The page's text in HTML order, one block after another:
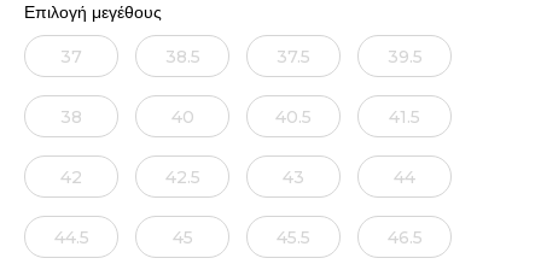
Επιλογή μεγέθους
37 38.5 37.5 39.5
38 40 40.5 41.5
42 42.5 43 44
44.5 45 45.5 46.5